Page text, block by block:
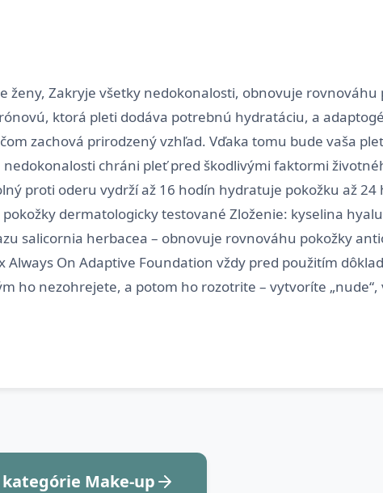
ženy, Zakryje všetky nedokonalosti, obnovuje
ktorá pleti dodáva potrebnú hydratáciu, a
zachová prirodzený vzhľad. Vďaka tomu bude vaša
chráni pleť pred škodlivými faktormi
proti oderu vydrží až 16 hodín hydratuje pokožku až
dermatologicky testované Zloženie: kyselina
salicornia herbacea – obnovuje rovnováhu pokožky
On Adaptive Foundation vždy pred použitím
kategórie Make-up